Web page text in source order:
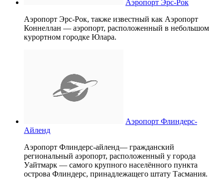
Аэропорт Эрс-Рок
Аэропорт Эрс-Рок, также известный как Аэропорт
Коннеллан — аэропорт, расположенный в небольшом
курортном городке Юлара.
Аэропорт Флиндерс-
Айленд
Аэропорт Флиндерс-айленд— гражданский
региональный аэропорт, расположенный у города
Уайтмарк — самого крупного населённого пункта
острова Флиндерс, принадлежащего штату Тасмания.